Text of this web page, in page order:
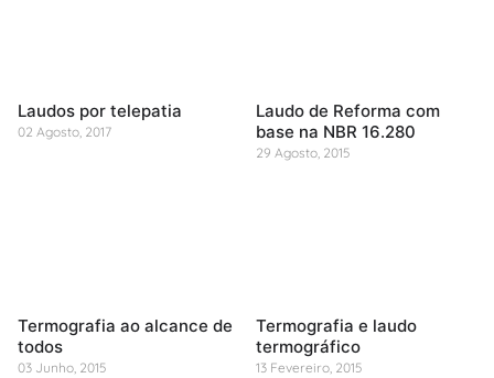
Laudos por telepatia
02 Agosto, 2017
Laudo de Reforma com
base na NBR 16.280
29 Agosto, 2015
Termografia ao alcance de
todos
03 Junho, 2015
Termografia e laudo
termográfico
13 Fevereiro, 2015